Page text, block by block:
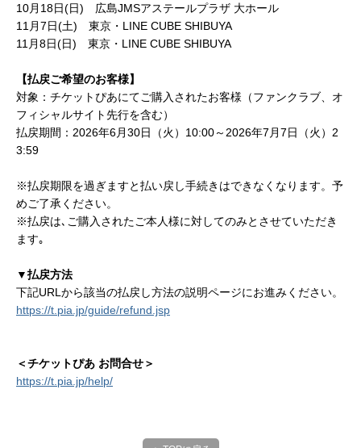
10月18日(日) 広島JMSアステールプラザ 大ホール
11月7日(土) 東京・LINE CUBE SHIBUYA
11月8日(日) 東京・LINE CUBE SHIBUYA
【払戻ご希望のお客様】
対象：チケットぴあにてご購入されたお客様（ファンクラブ、オ
フィシャルサイト先行を含む）
払戻期間：2026年6月30日（火）10:00～2026年7月7日（火）2
3:59
※払戻期限を過ぎますと払い戻し手続きはできなくなります。予
めご了承ください。
※払戻は､ご購入されたご本人様に対してのみとさせていただき
ます｡
▼払戻方法
下記URLから該当の払戻し方法の説明ページにお進みください。
https://t.pia.jp/guide/refund.jsp
＜チケットぴあ お問合せ＞
https://t.pia.jp/help/